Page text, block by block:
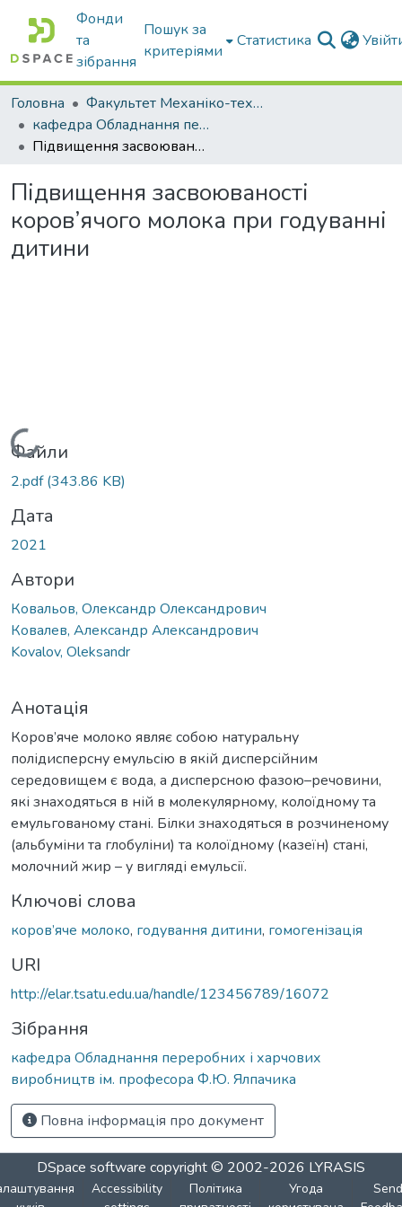
Фонди
та
зібрання
Пошук за
критеріями
Статистика
Головна
Факультет Механіко-технологічний
кафедра Обладнання переробних і харчових виробництв ім. професора Ф.Ю. Ялпачика
Підвищення засвоюваності коров’ячого молока при годуванні дитини
Підвищення засвоюваності
коров’ячого молока при годуванні
дитини
Вантажиться...
Файли
2.pdf(343.86 KB)
Дата
2021
Автори
Ковальов, Олександр Олександрович
Ковалев, Александр Александрович
Kovalov, Oleksandr
Анотація
Коров’яче молоко являє собою натуральну
полідисперсну емульсію в якій дисперсійним
середовищем є вода, а дисперсною фазою–речовини,
які знаходяться в ній в молекулярному, колоїдному та
емульгованому стані. Білки знаходяться в розчиненому
(альбуміни та глобуліни) та колоїдному (казеїн) стані,
молочний жир – у вигляді емульсії.
Ключові слова
коров’яче молоко, годування дитини, гомогенізація
URI
http://elar.tsatu.edu.ua/handle/123456789/16072
Зібрання
кафедра Обладнання переробних і харчових
виробництв ім. професора Ф.Ю. Ялпачика
Повна інформація про документ
DSpace software copyright © 2002-2026 LYRASIS
Accessibility
Політика
Угода
Send